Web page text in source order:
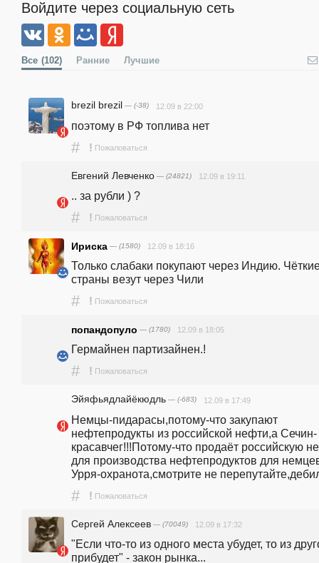
Войдите через социальную сеть
Все (102) Ранние Лучшие
brezil brezil — (-38) 12.09 в 22:00
поэтому в РФ топлива нет
# ! Пожаловаться
Евгений Левченко — (24821) 12.09 в 19:11
.. за рубли ) ?
# ! Пожаловаться
Ириска — (1580) 12.09 в 18:16
Только слабаки покупают через Индию.
страны везут через Чили
# ! Пожаловаться
попандопуло — (1780) 12.09 в 18:05
Гермайнен партизайнен.!
# ! Пожаловаться
Эйяфьядлайёкюдль — (-683) 12.09 в 17:49
Немцы-пидарасы,потому-что закупают
нефтепродукты из российской нефти,а Сечин-
красавчег!!!Потому-что продаёт российскую
для производства нефтепродуктов для
Урря-охранота,смотрите не
# ! Пожаловаться
Сергей Алексеев — (70049) 12.09 в 17:32
"Если что-то из одного места убудет, то из
прибудет" - закон рынка...